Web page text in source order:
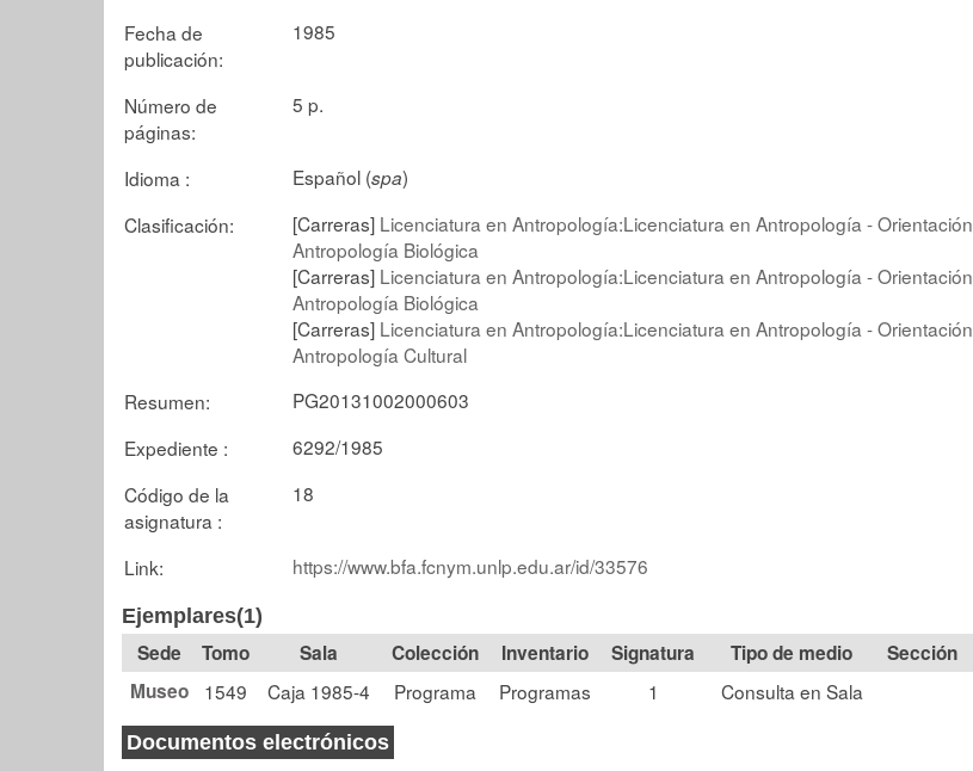
Fecha de
publicación:
1985
Número de
páginas:
5 p.
Idioma : Español (spa)
Clasificación:
[Carreras] Licenciatura en Antropología:Licenciatura en Antropología - Orientación
Antropología Biológica
[Carreras] Licenciatura en Antropología:Licenciatura en Antropología - Orientación
Antropología Biológica
[Carreras] Licenciatura en Antropología:Licenciatura en Antropología - Orientación
Antropología Cultural
Resumen:
PG20131002000603
Expediente :
6292/1985
Código de la
asignatura :
18
Link: https://www.bfa.fcnym.unlp.edu.ar/id/33576
Ejemplares(1)
Tomo Sala Colección Signatura Tipo de medio Sección
Museo
1549 Caja 1985-4 Programa Programas 1 Consulta en Sala
Documentos electrónicos